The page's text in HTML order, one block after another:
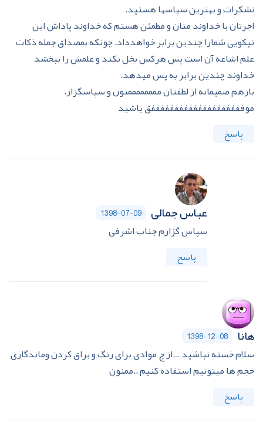
تشکرات و بهترین سپاسها هستید.
اجرتان با خداوند منان و مطمئن هستم که خداوند پاداش این
نیکویی شمارا چندین برابر خواهدداد. چونکه بمصداق جمله ذکات
علم اشاعه آن است پس هرکس بخل نکند و علمش را ببخشد
خداوند چندین برابر به پس میدهد.
بازهم صمیمانه از لطفتان ممممممممنون و سپاسگزار.
موففففففففففففففففففففق یاشید
پاسخ
عباس جمالی 1398-07-09
سپاس گزارم جناب اشرفی
پاسخ
هانا 1398-12-08
سلام خسته نباشید …از چ موادی برای رنگ و براق کردن وماندگاری
حجم ها میتونیم استفاده کنیم ..ممنون
پاسخ